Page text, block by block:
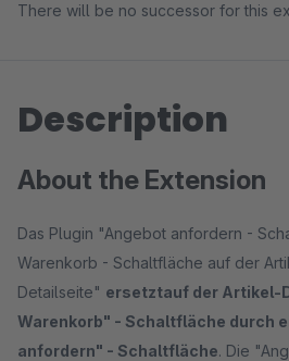
There will be no successor for this
Description
About the Extension
Das Plugin "Angebot anfordern -
Warenkorb - Schaltfläche auf der
Detailseite" ersetztauf der Artikel-
Warenkorb" - Schaltfläche durch
anfordern" - Schaltfläche. Die